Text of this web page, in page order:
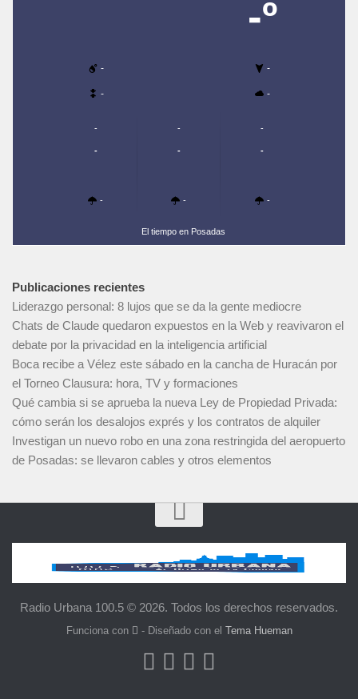
-º
- -
- -
-
-
-
-
-
-
-
-
-
El tiempo en Posadas
Publicaciones recientes
Liderazgo personal: 8 lujos que se da la gente mediocre
Chats de Claude quedaron expuestos en la Web y reavivaron el
debate por la privacidad en la inteligencia artificial
Boca recibe a Vélez este sábado en la cancha de Huracán por
el Torneo Clausura: hora, TV y formaciones
Qué cambia si se aprueba la nueva Ley de Propiedad Privada:
cómo serán los desalojos exprés y los contratos de alquiler
Investigan un nuevo robo en una zona restringida del aeropuerto
de Posadas: se llevaron cables y otros elementos
Radio Urbana 100.5 © 2026. Todos los derechos reservados.
Funciona con - Diseñado con el Tema Hueman